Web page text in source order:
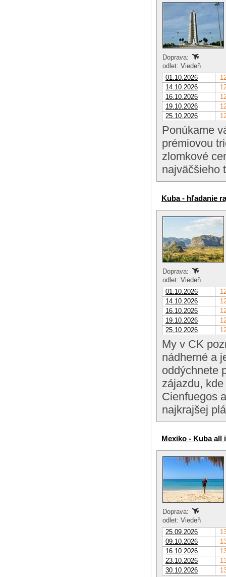
Doprava:
odlet: Viedeň
01.10.2026
14.10.2026
16.10.2026
19.10.2026
25.10.2026
Ponúkame
prémiovou
zlomkové
najväčšieho
Kuba - hľadanie
Doprava:
odlet: Viedeň
01.10.2026
14.10.2026
16.10.2026
19.10.2026
25.10.2026
My v CK
nádherné a
oddýchnete
zájazdu,
Cienfuegos
najkrajšej
Mexiko - Kuba all
Doprava:
odlet: Viedeň
25.09.2026
09.10.2026
16.10.2026
23.10.2026
30.10.2026